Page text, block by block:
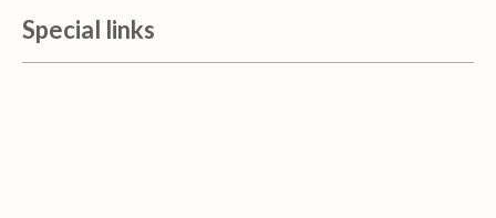
Special links